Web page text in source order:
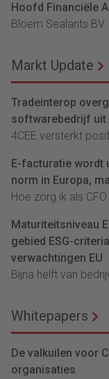
Hoofd Financiële
Bloem Sealants BV
Markt Update
Tradeinterop
softwarebedrijf uit
4CEE versterkt
E-facturatie wordt
norm in Europa,
Hoe zorg ik als
Maturiteitsniveau
gebied ESG-
verwachtingen EU
Bijna helft van
Whitepapers
De valkuilen voor
organisaties